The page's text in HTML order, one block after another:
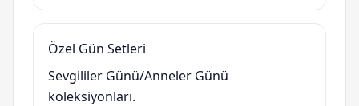
Özel Gün Setleri
Sevgililer Günü/Anneler Günü
koleksiyonları.